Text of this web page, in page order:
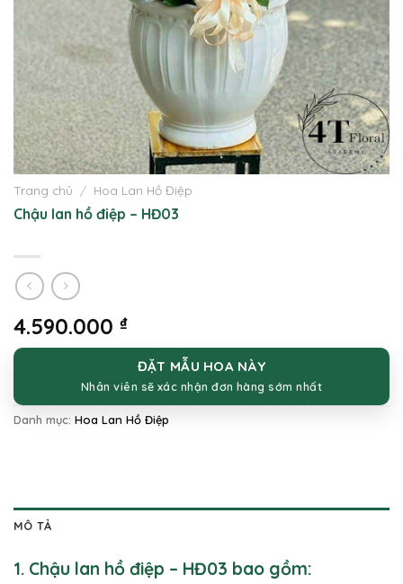
Trang chủ / Hoa Lan Hồ Điệp
Chậu lan hồ điệp – HĐ03
4.590.000 ₫
ĐẶT MẪU HOA NÀY
Nhân viên sẽ xác nhận đơn hàng sớm nhất
Danh mục: Hoa Lan Hồ Điệp
MÔ TẢ
1. Chậu lan hồ điệp – HĐ03 bao gồm: